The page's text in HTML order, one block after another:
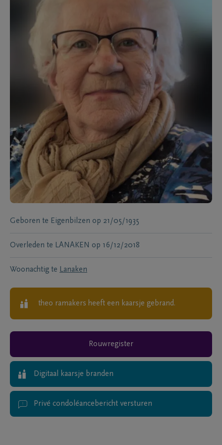
Geboren te Eigenbilzen op 21/05/1935
Overleden te LANAKEN op 16/12/2018
Woonachtig te Lanaken
theo ramakers heeft een kaarsje gebrand.
Rouwregister
Digitaal kaarsje branden
Privé condoléancebericht versturen